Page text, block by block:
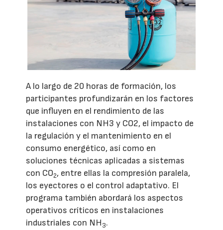
A lo largo de 20 horas de formación, los
participantes profundizarán en los factores
que influyen en el rendimiento de las
instalaciones con NH3 y CO2, el impacto de
la regulación y el mantenimiento en el
consumo energético, así como en
soluciones técnicas aplicadas a sistemas
con CO2, entre ellas la compresión paralela,
los eyectores o el control adaptativo. El
programa también abordará los aspectos
operativos críticos en instalaciones
industriales con NH3.